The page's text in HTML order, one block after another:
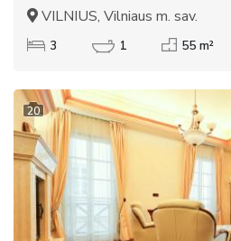
VILNIUS, Vilniaus m. sav.
3 1 55 m²
20